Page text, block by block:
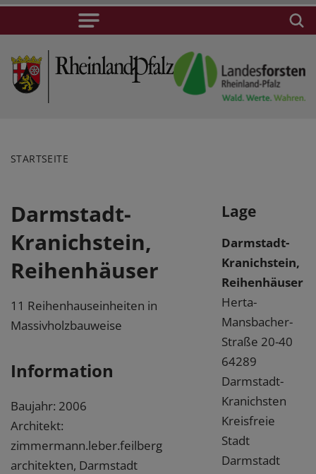
STARTSEITE
Darmstadt-
Kranichstein,
Reihenhäuser
11 Reihenhauseinheiten in
Massivholzbauweise
Information
Baujahr: 2006
Architekt:
zimmermann.leber.feilberg
architekten, Darmstadt
Lage
Darmstadt-
Kranichstein,
Reihenhäuser
Herta-
Mansbacher-
Straße 20-40
64289
Darmstadt-
Kranichsten
Kreisfreie
Stadt
Darmstadt